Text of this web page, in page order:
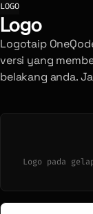
LOGO
Logo
Logotaip
versi yang
belakang anda.
Logo pada